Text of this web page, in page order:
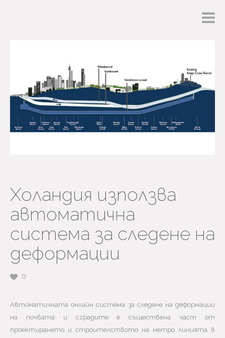
Холандия използва
автоматична
система за следене на
деформации
0
Автоматичната онлайн система за следене на деформации
на почвата и сградите е съществена част от
проектирането и строителството на метро линията в